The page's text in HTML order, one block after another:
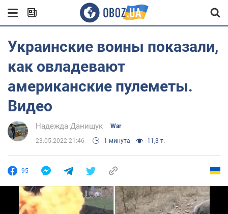
Украинские воины показали,
как овладевают
американские пулеметы.
Видео
Надежда Данищук War
23.05.2022 21:46 1 минута 11,3 т.
95